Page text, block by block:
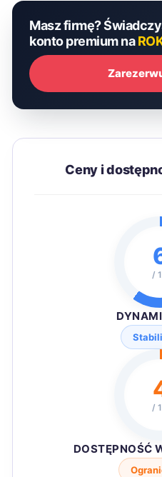
Masz firmę?
konto premium na
Ceny i
/
/
DOSTĘPNOŚĆ